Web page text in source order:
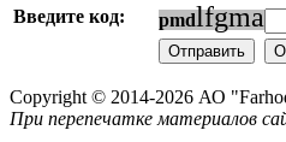
Введите код: pmdlfgma
Copyright © 2014-2026 АО
При перепечатке материалов